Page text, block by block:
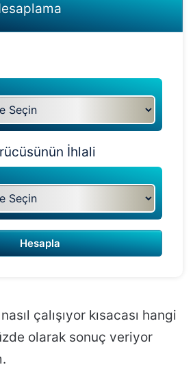
İhlali
çalışıyor kısacası hangi
olarak sonuç veriyor